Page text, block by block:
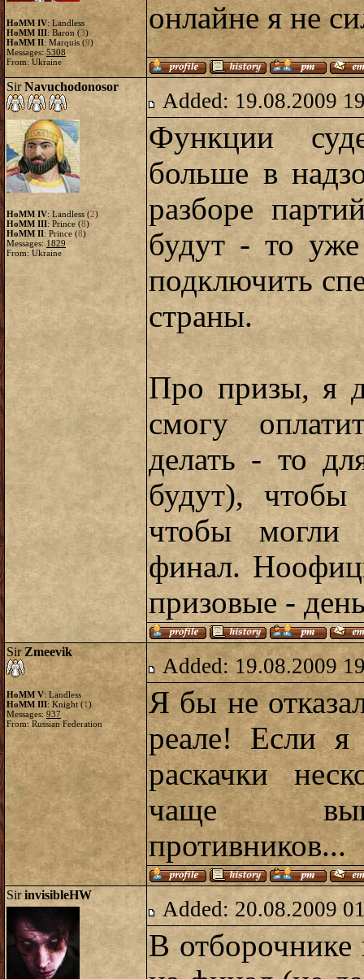
HoMM IV: Landless
HoMM III: Baron (3)
HoMM II: Marquis (9)
Messages: 5308
From: Ukraine
онлайне я не
SirNavuchodonosor
HoMM IV: Landless (2)
HoMM III: Prince (8)
HoMM II: Prince (8)
Messages: 1829
From: Ukraine
Added: 19.08.2009
Функции
больше в
разборе
будут - то
подключить
страны.
Про призы, я
смогу
делать - то
будут),
чтобы
финал.
призовые -
Sir Zmeevik
HoMM V: Landless
HoMM III: Knight (1)
Messages: 937
From: Russian Federation
Added: 19.08.2009
Я бы не
реале! Если
раскачки
чаще
противников...
SirinvisibleHW
Added: 20.08.2009
В отборочнике